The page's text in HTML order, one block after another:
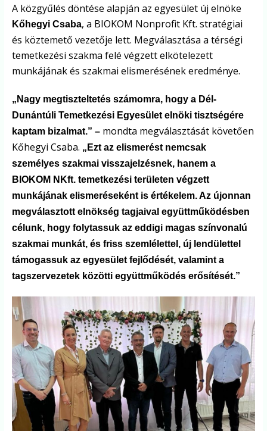
A közgyűlés döntése alapján az egyesület új elnöke
Kőhegyi Csaba, a BIOKOM Nonprofit Kft. stratégiai
és köztemető vezetője lett. Megválasztása a térségi
temetkezési szakma felé végzett elkötelezett
munkájának és szakmai elismerésének eredménye.
„Nagy megtiszteltetés számomra, hogy a Dél-
Dunántúli Temetkezési Egyesület elnöki tisztségére
kaptam bizalmat.” – mondta megválasztását követően
Kőhegyi Csaba. „Ezt az elismerést nemcsak
személyes szakmai visszajelzésnek, hanem a
BIOKOM NKft. temetkezési területen végzett
munkájának elismeréseként is értékelem. Az újonnan
megválasztott elnökség tagjaival együttműködésben
célunk, hogy folytassuk az eddigi magas színvonalú
szakmai munkát, és friss szemlélettel, új lendülettel
támogassuk az egyesület fejlődését, valamint a
tagszervezetek közötti együttműködés erősítését.”